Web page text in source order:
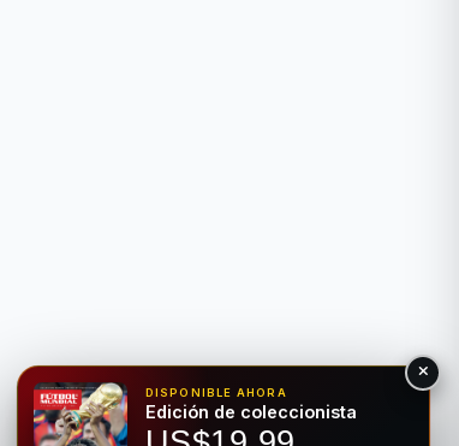
DISPONIBLE AHORA
Edición de coleccionista